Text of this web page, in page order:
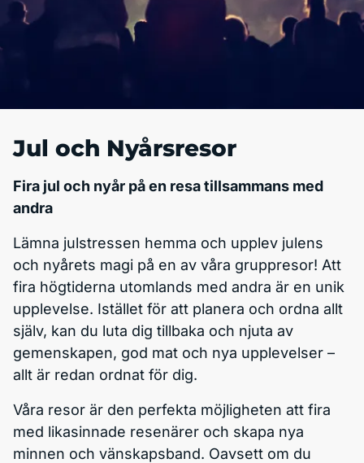
Jul och Nyårsresor
Fira jul och nyår på en resa tillsammans med
andra
Lämna julstressen hemma och upplev julens
och nyårets magi på en av våra gruppresor! Att
fira högtiderna utomlands med andra är en unik
upplevelse. Istället för att planera och ordna allt
själv, kan du luta dig tillbaka och njuta av
gemenskapen, god mat och nya upplevelser –
allt är redan ordnat för dig.
Våra resor är den perfekta möjligheten att fira
med likasinnade resenärer och skapa nya
minnen och vänskapsband. Oavsett om du